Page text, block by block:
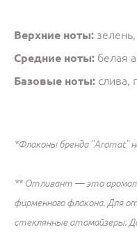
Верхние ноты:
Средние ноты: белая
Базовые ноты: слива,
*Флаконы бренда "Aromat"
​** Отливант — это
фирменного флакона. Для
стеклянные атомайзеры.